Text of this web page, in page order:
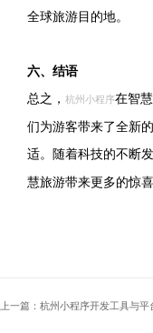
全球旅游目的地。
六、结语
总之， 杭州小程序在智
们为游客带来了全新
适。随着科技的不断
慧旅游带来更多的惊喜
上一篇：杭州小程序开发工具与平